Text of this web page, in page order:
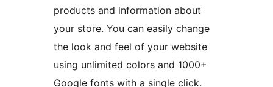
products and information about
your store. You can easily change
the look and feel of your website
using unlimited colors and 1000+
Google fonts with a single click.